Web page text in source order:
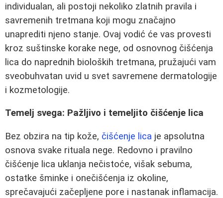
individualan, ali postoji nekoliko zlatnih pravila i
savremenih tretmana koji mogu značajno
unaprediti njeno stanje. Ovaj vodić će vas provesti
kroz suštinske korake nege, od osnovnog čišćenja
lica do naprednih bioloških tretmana, pružajući vam
sveobuhvatan uvid u svet savremene dermatologije
i kozmetologije.
Temelj svega: Pažljivo i temeljito čišćenje lica
Bez obzira na tip kože, čišćenje lica je apsolutna
osnova svake rituala nege. Redovno i pravilno
čišćenje lica uklanja nečistoće, višak sebuma,
ostatke šminke i onečišćenja iz okoline,
sprečavajući začepljene pore i nastanak inflamacija.